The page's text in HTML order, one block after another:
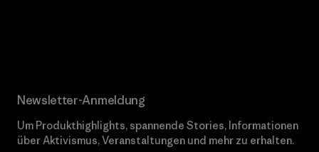
Newsletter-Anmeldung
Um Produkthighlights, spannende Stories, Informationen
über Aktivismus, Veranstaltungen und mehr zu erhalten.